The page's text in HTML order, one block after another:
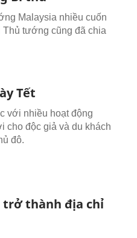
Malaysia nhiều cuốn
Thủ tướng cũng đã chia
Tết
với nhiều hoạt động
cho độc giả và du khách
đô.
trở thành địa chỉ